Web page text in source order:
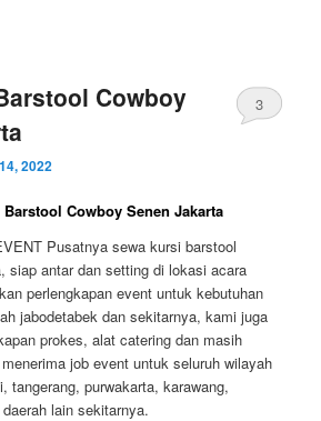
Cowboy
2022
3
Cowboy Senen Jakarta
Pusatnya sewa kursi barstool
siap antar dan setting di lokasi acara
perlengkapan event untuk kebutuhan
jabodetabek dan sekitarnya, kami juga
prokes, alat catering dan masih
job event untuk seluruh wilayah
tangerang, purwakarta, karawang,
lain sekitarnya.